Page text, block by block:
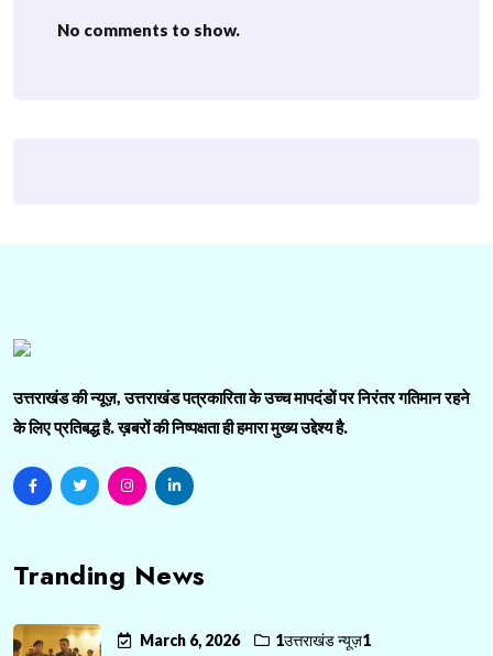
No comments to show.
उत्तराखंड की न्यूज़, उत्तराखंड पत्रकारिता के उच्च मापदंडों पर निरंतर गतिमान रहने
के लिए प्रतिबद्ध है. ख़बरों की निष्पक्षता ही हमारा मुख्य उद्देश्य है.
Tranding News
March 6, 2026 1उत्तराखंड न्यूज़1